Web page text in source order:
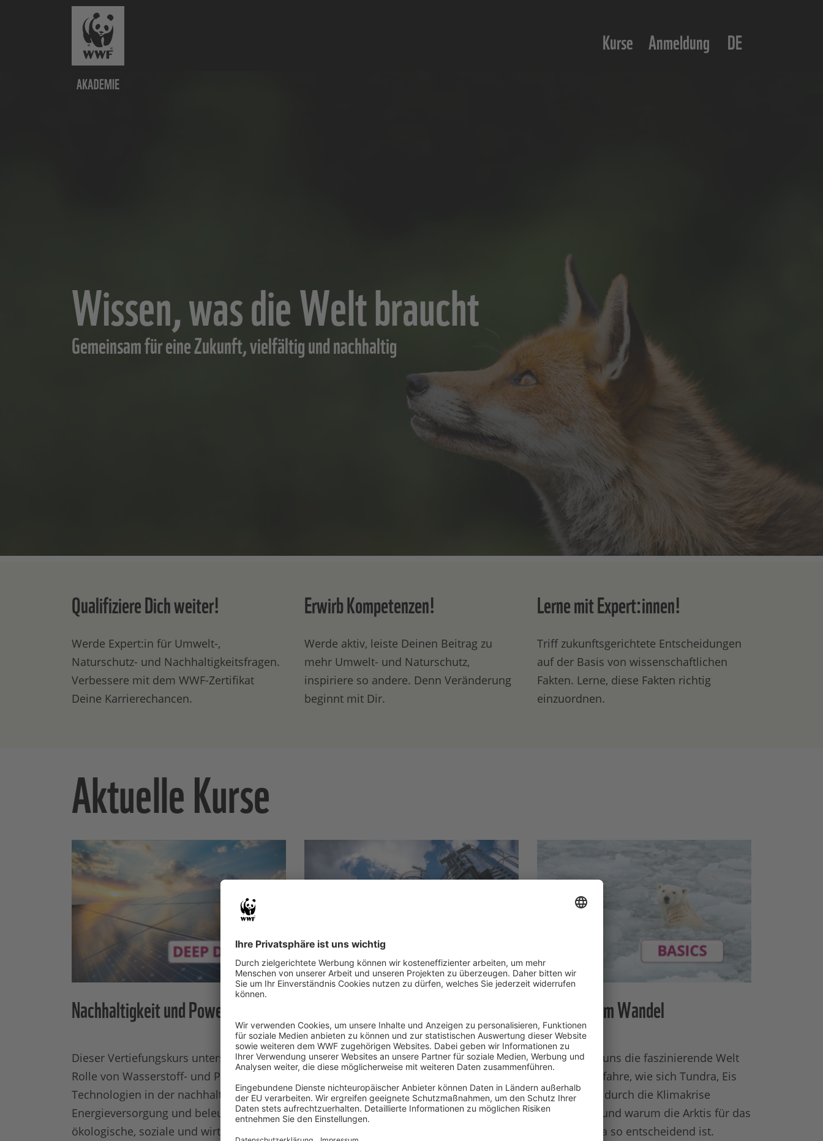
Kurse Anmeldung DE
Wissen, was die Welt braucht
Gemeinsam für eine Zukunft, vielfältig und nachhaltig
Qualifiziere Dich weiter!
Werde Expert:in für Umwelt-,
Naturschutz- und Nachhaltigkeitsfragen.
Verbessere mit dem WWF-Zertifikat
Deine Karrierechancen.
Erwirb Kompetenzen!
Werde aktiv, leiste Deinen Beitrag zu
mehr Umwelt- und Naturschutz,
inspiriere so andere. Denn Veränderung
beginnt mit Dir.
Lerne mit Expert:innen!
Triff zukunftsgerichtete Entscheidungen
auf der Basis von wissenschaftlichen
Fakten. Lerne, diese Fakten richtig
einzuordnen.
Aktuelle Kurse
Nachhaltigkeit und Power-to-X
Dieser Vertiefungskurs untersucht die
Rolle von Wasserstoff- und Power-to-X-
Technologien in der nachhaltigen
Energieversorgung und beleuchtet dabei
ökologische, soziale und wirtschaftliche
Fuels
klimaneutral hergestellt werden können
und vor allem, in welchen Bereichen die
Anwendung sinnvoll ist – darum geht es
Die Arktis im Wandel
Erkunde mit uns die faszinierende Welt
der Arktis: Erfahre, wie sich Tundra, Eis
und Tierwelt durch die Klimakrise
verändern – und warum die Arktis für das
globale Klima so entscheidend ist.